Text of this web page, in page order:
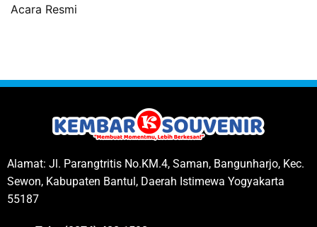
Acara Resmi
Alamat: Jl. Parangtritis No.KM.4, Saman, Bangunharjo, Kec.
Sewon, Kabupaten Bantul, Daerah Istimewa Yogyakarta
55187